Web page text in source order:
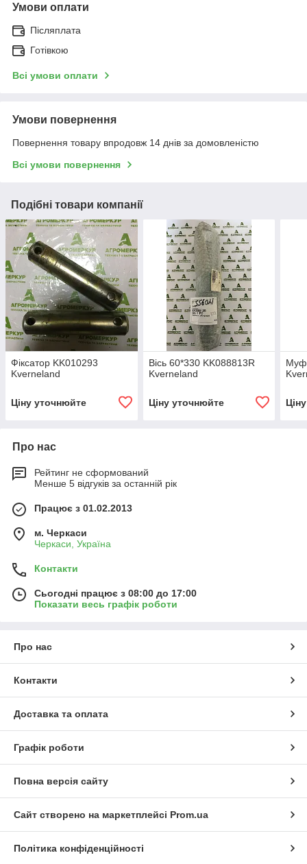
Умови оплати
Післяплата
Готівкою
Всі умови оплати
Умови повернення
Повернення товару впродовж 14 днів за домовленістю
Всі умови повернення
Подібні товари компанії
Фіксатор KK010293
Kverneland
Ціну уточнюйте
Вісь 60*330 KK088813R
Kverneland
Ціну уточнюйте
Про нас
Рейтинг не сформований
Менше 5 відгуків за останній рік
Працює з 01.02.2013
м. Черкаси
Черкаси, Україна
Контакти
Сьогодні працює з 08:00 до 17:00
Показати весь графік роботи
Про нас
Контакти
Доставка та оплата
Графік роботи
Повна версія сайту
Сайт створено на маркетплейсі Prom.ua
Політика конфіденційності